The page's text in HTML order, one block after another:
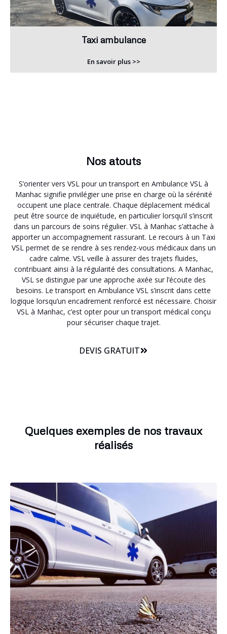
Taxi ambulance
En savoir plus >>
Nos atouts
S’orienter vers VSL pour un transport en Ambulance VSL à
Manhac signifie privilégier une prise en charge où la sérénité
occupent une place centrale. Chaque déplacement médical
peut être source de inquiétude, en particulier lorsqu’il s’inscrit
dans un parcours de soins régulier. VSL à Manhac s’attache à
apporter un accompagnement rassurant. Le recours à un Taxi
VSL permet de se rendre à ses rendez-vous médicaux dans un
cadre calme. VSL veille à assurer des trajets fluides,
contribuant ainsi à la régularité des consultations. A Manhac,
VSL se distingue par une approche axée sur l’écoute des
besoins. Le transport en Ambulance VSL s’inscrit dans cette
logique lorsqu’un encadrement renforcé est nécessaire. Choisir
VSL à Manhac, c’est opter pour un transport médical conçu
pour sécuriser chaque trajet.
DEVIS GRATUIT
Quelques exemples de nos travaux
réalisés